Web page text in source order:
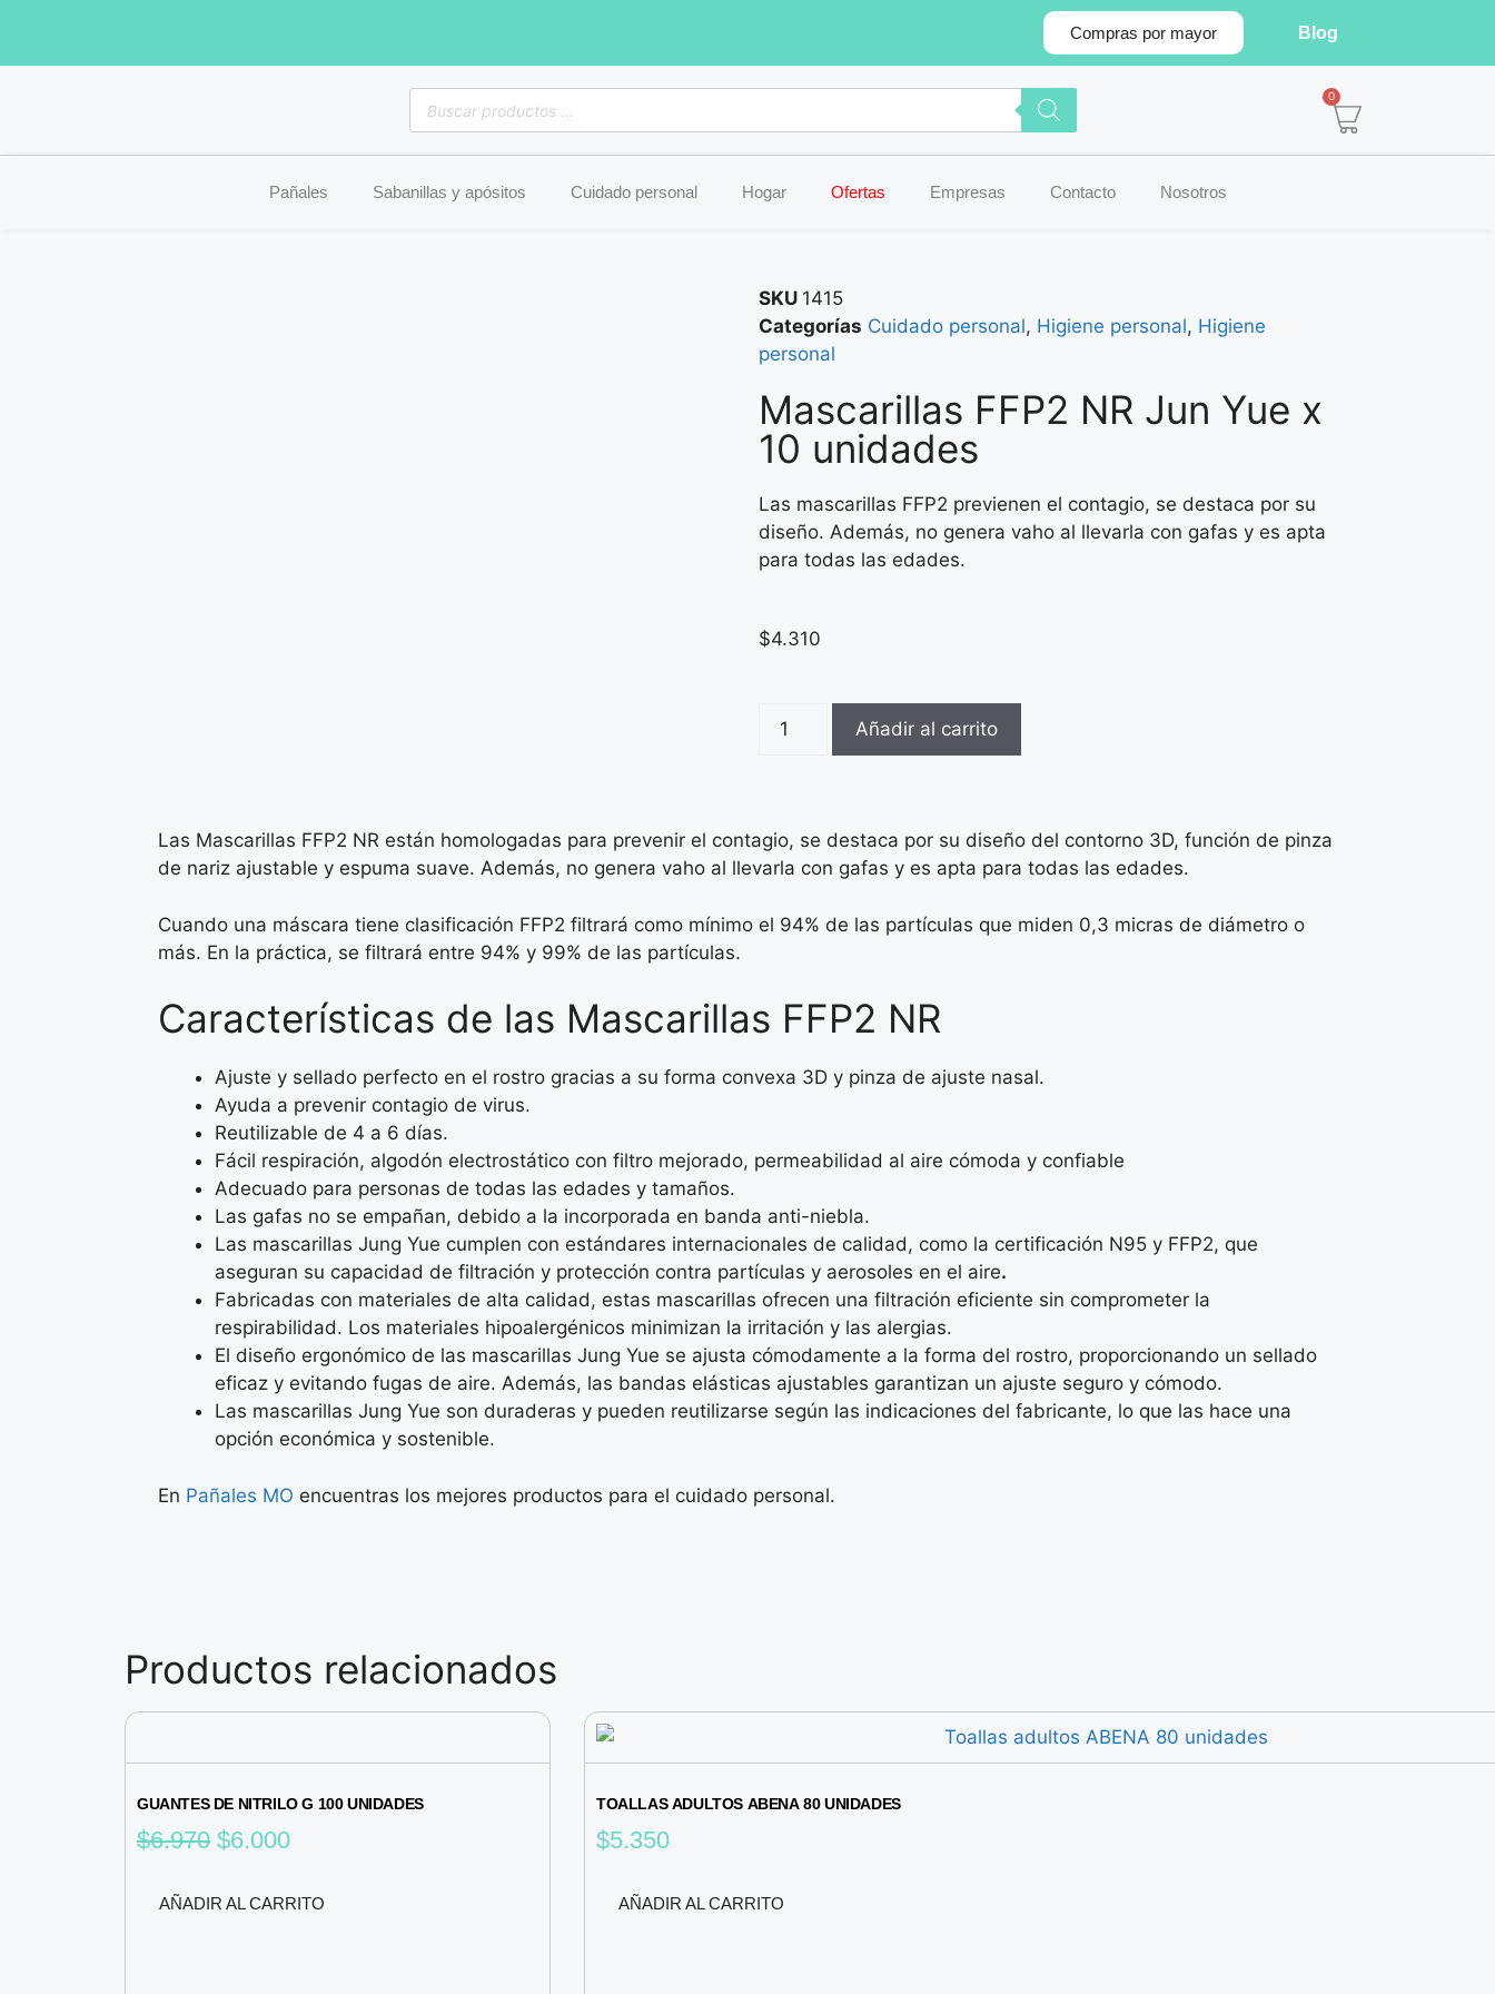
Compras por mayor Blog
0
Pañales Sabanillas y apósitos Cuidado personal Hogar Ofertas Empresas Contacto Nosotros
SKU 1415
Categorías Cuidado personal, Higiene personal, Higiene
personal
Mascarillas FFP2 NR Jun Yue x
10 unidades
Las mascarillas FFP2 previenen el contagio, se destaca por su
diseño. Además, no genera vaho al llevarla con gafas y es apta
para todas las edades.
$4.310
Añadir al carrito
Las Mascarillas FFP2 NR están homologadas para prevenir el contagio, se destaca por su diseño del contorno 3D, función de pinza
de nariz ajustable y espuma suave. Además, no genera vaho al llevarla con gafas y es apta para todas las edades.
Cuando una máscara tiene clasificación FFP2 filtrará como mínimo el 94% de las partículas que miden 0,3 micras de diámetro o
más. En la práctica, se filtrará entre 94% y 99% de las partículas.
Características de las Mascarillas FFP2 NR
Ajuste y sellado perfecto en el rostro gracias a su forma convexa 3D y pinza de ajuste nasal.
Ayuda a prevenir contagio de virus.
Reutilizable de 4 a 6 días.
Fácil respiración, algodón electrostático con filtro mejorado, permeabilidad al aire cómoda y confiable
Adecuado para personas de todas las edades y tamaños.
Las gafas no se empañan, debido a la incorporada en banda anti-niebla.
Las mascarillas Jung Yue cumplen con estándares internacionales de calidad, como la certificación N95 y FFP2, que
aseguran su capacidad de filtración y protección contra partículas y aerosoles en el aire.
Fabricadas con materiales de alta calidad, estas mascarillas ofrecen una filtración eficiente sin comprometer la
respirabilidad. Los materiales hipoalergénicos minimizan la irritación y las alergias.
El diseño ergonómico de las mascarillas Jung Yue se ajusta cómodamente a la forma del rostro, proporcionando un sellado
eficaz y evitando fugas de aire. Además, las bandas elásticas ajustables garantizan un ajuste seguro y cómodo.
Las mascarillas Jung Yue son duraderas y pueden reutilizarse según las indicaciones del fabricante, lo que las hace una
opción económica y sostenible.
En Pañales MO encuentras los mejores productos para el cuidado personal.
Productos relacionados
GUANTES DE NITRILO G 100 UNIDADES
$6.970 $6.000
AÑADIR AL CARRITO
TOALLAS ADULTOS ABENA 80 UNIDADES
$5.350
AÑADIR AL CARRITO